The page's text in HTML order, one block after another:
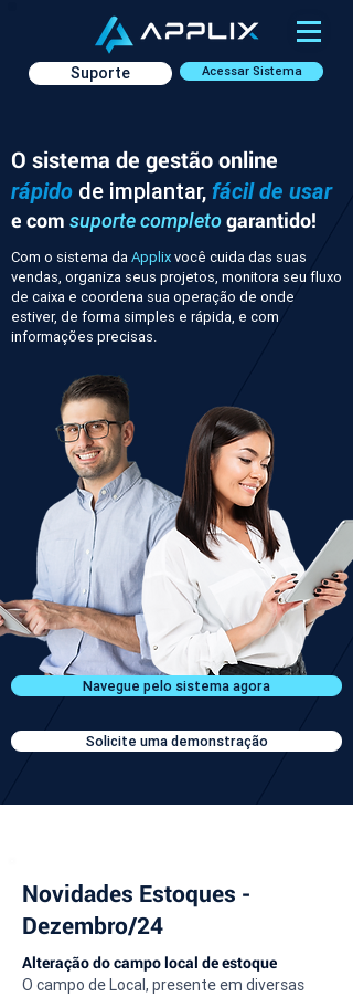
Acessar Sistema
Suporte
O sistema de gestão online
rápido de implantar, fácil de usar
e com suporte completogarantido!
Com o sistema daApplixvocê cuida das suas
vendas, organiza seus projetos, monitora seu fluxo
de caixa e coordena sua operação de onde
estiver, de forma simples e rápida, e com
informações precisas.
Navegue pelo sistema agora
Solicite uma demonstração
Novidades Estoques -
Dezembro/24
Alteração do campo local de estoque
O campo de Local, presente em diversas